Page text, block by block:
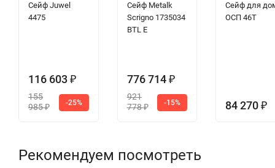
Сейф Juwel
4475
116 603 ₽
155
985₽
-25%
Сейф Metalk
Scrigno 1735034
BTL E
776 714 ₽
921
778₽
-15%
Сейф для
ОСП 46Т
84 270₽
Рекомендуем посмотреть